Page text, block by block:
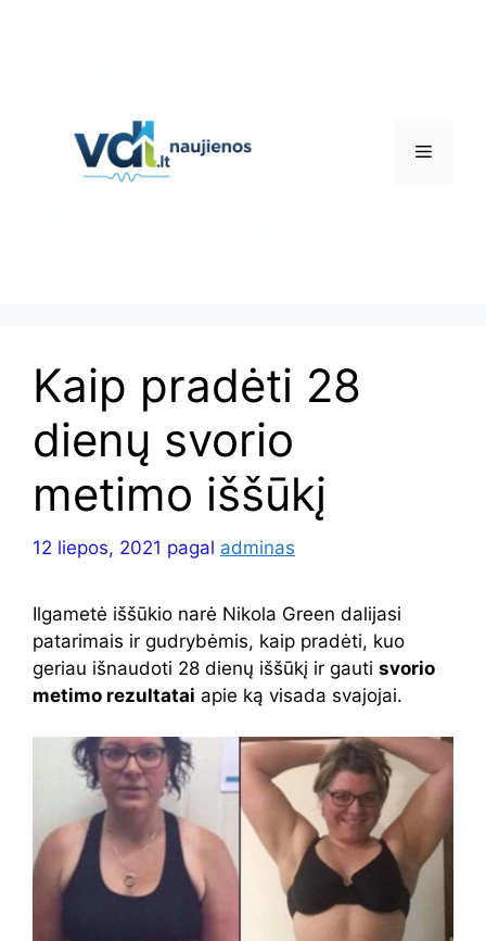
Meniu
Kaip pradėti 28
dienų svorio
metimo iššūkį
12 liepos, 2021 pagal adminas
Ilgametė iššūkio narė Nikola Green dalijasi
patarimais ir gudrybėmis, kaip pradėti, kuo
geriau išnaudoti 28 dienų iššūkį ir gauti svorio
metimo rezultatai apie ką visada svajojai.